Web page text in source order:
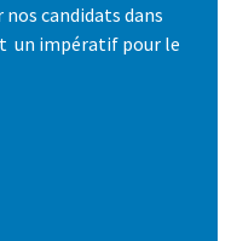
candidats dans
un impératif pour le